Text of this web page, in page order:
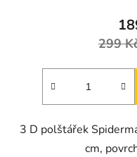
299
3 D polštářek
cm,